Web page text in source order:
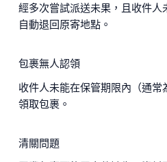
經多次嘗試派送未果，且收件
自動退回原寄地點。
包裹無人認領
收件人未能在保管期限內（通常
領取包裹。
清關問題